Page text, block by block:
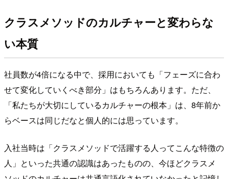
クラスメソッドのカルチャーと変わらな
い本質
社員数が4倍になる中で、採用においても「フェーズに合わ
せて変化していくべき部分」はもちろんあります。ただ、
「私たちが大切にしているカルチャーの根本」は、8年前か
らベースは同じだなと個人的には思っています。
入社当時は「クラスメソッドで活躍する人ってこんな特徴の
人」といった共通の認識はあったものの、今ほどクラスメ